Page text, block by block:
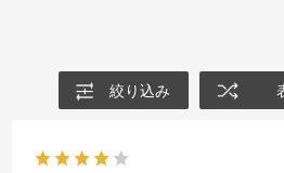
絞り込み